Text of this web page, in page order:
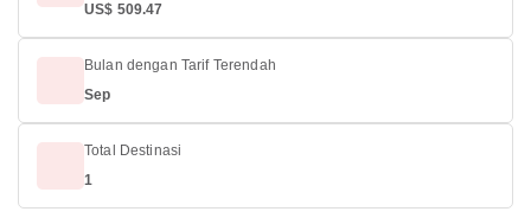
US$ 509.47
Bulan dengan Tarif Terendah
Sep
Total Destinasi
1